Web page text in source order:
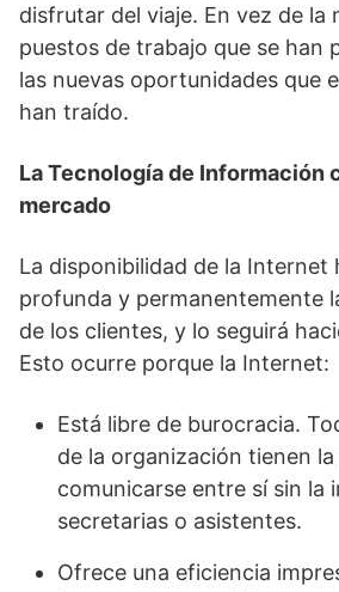
disfrutar del viaje. En vez de la
puestos de trabajo que se han
las nuevas oportunidades que
han traído.
La Tecnología de Información
mercado
La disponibilidad de la Internet
profunda y permanentemente
de los clientes, y lo seguirá
Esto ocurre porque la Internet:
Está libre de burocracia.
de la organización tienen
comunicarse entre sí sin la
secretarias o asistentes.
Ofrece una eficiencia